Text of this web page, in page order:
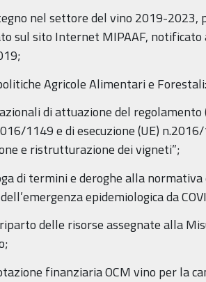
nel settore del vino 2019-
sul sito Internet MIPAAF,
Agricole Alimentari e Forestali:
di attuazione del
1149 e di esecuzione (UE)
e ristrutturazione dei vigneti”;
di termini e deroghe alla
epidemiologica da
delle risorse assegnate alla
finanziaria OCM vino per la